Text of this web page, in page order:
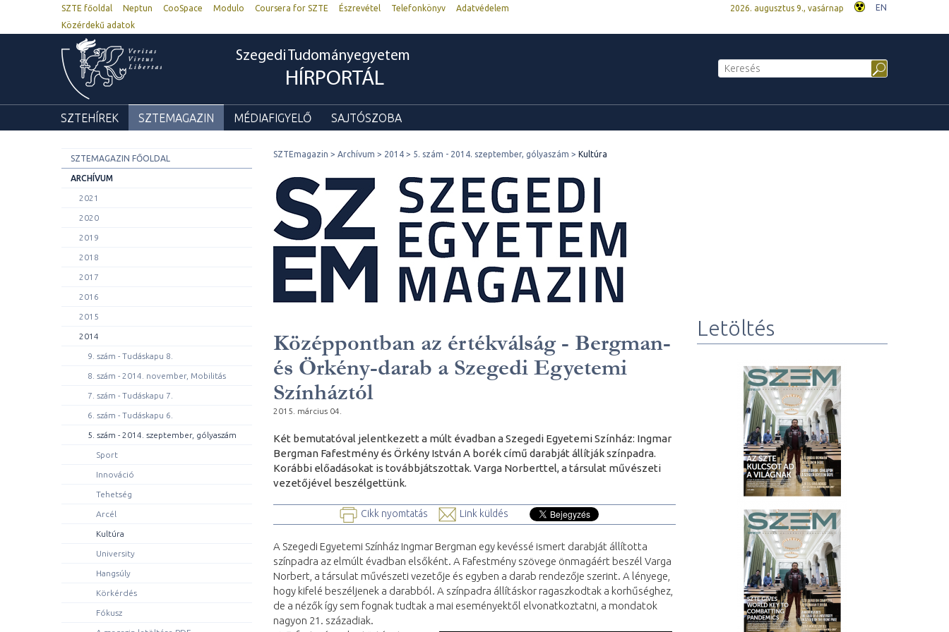
SZTE főoldal Neptun CooSpace Modulo Coursera for SZTE Észrevétel Telefonkönyv
Adatvédelem
Közérdekű adatok
2026. augusztus 9., vasárnap EN
Szegedi Tudományegyetem
HÍRPORTÁL
SZTEHÍREK SZTEMAGAZIN MÉDIAFIGYELŐ SAJTÓSZOBA
SZTEMAGAZIN FŐOLDAL
ARCHÍVUM
2021
2020
2019
2018
2017
2016
2015
2014
9. szám - Tudáskapu 8.
8. szám - 2014. november, Mobilitás
7. szám - Tudáskapu 7.
6. szám - Tudáskapu 6.
5. szám - 2014. szeptember, gólyaszám
Sport
Innováció
Tehetség
Arcél
Kultúra
University
Hangsúly
Körkérdés
Fókusz
SZTEmagazin Archívum 2014 5. szám - 2014. szeptember, gólyaszám Kultúra
Középpontban az értékválság - Bergman-
és Örkény-darab a Szegedi Egyetemi
Színháztól
2015. március 04.
Két bemutatóval jelentkezett a múlt évadban a Szegedi Egyetemi Színház: Ingmar
Bergman Fafestmény és Örkény István A borék című darabját állítják színpadra.
Korábbi előadásokat is továbbjátszottak. Varga Norberttel, a társulat művészeti
vezetőjével beszélgettünk.
Cikk nyomtatás Link küldés
A Szegedi Egyetemi Színház Ingmar Bergman egy kevéssé ismert darabját állította
színpadra az elmúlt évadban elsőként. A Fafestmény szövege önmagáért beszél Varga
Norbert, a társulat művészeti vezetője és egyben a darab rendezője szerint. A lényege,
hogy kifelé beszéljenek a darabból. A színpadra állításkor ragaszkodtak a korhűséghez,
de a nézők így sem fognak tudtak a mai eseményektől elvonatkoztatni, a mondatok
nagyon 21. századiak.
Letöltés